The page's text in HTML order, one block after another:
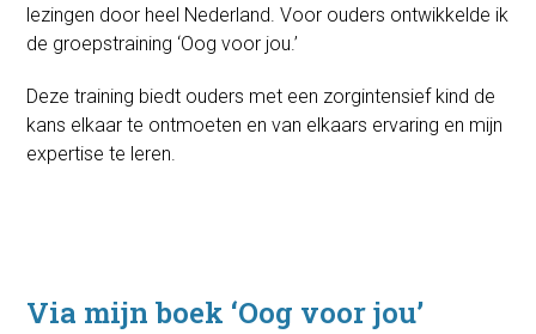
lezingen door heel Nederland. Voor ouders ontwikkelde ik
de groepstraining ‘Oog voor jou.’
Deze training biedt ouders met een zorgintensief kind de
kans elkaar te ontmoeten en van elkaars ervaring en mijn
expertise te leren.
Via mijn boek ‘Oog voor jou’